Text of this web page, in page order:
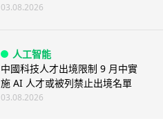
03.08.2026
人工智能
中國科技人才出境限制 9 月中實
施 AI 人才或被列禁止出境名單
03.08.2026